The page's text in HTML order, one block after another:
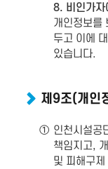
8. 비인가자
개인정보를
두고 이에
있습니다.
제9조(개인
① 인천시설공
책임지고,
및 피해구